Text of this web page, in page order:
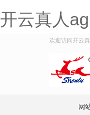
开云真人
欢迎访问开云
网